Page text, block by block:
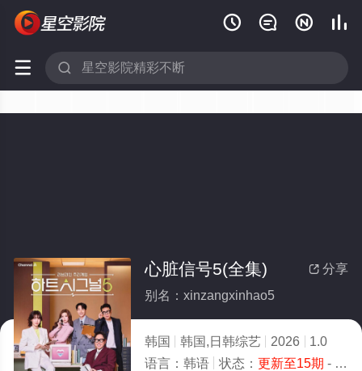
   
 
 分享
心脏信号5(全集)
别名：xinzangxinhao5
韩国 韩国,日韩综艺 2026
1.0
语言： 韩语 状态： 更新至15期 - 免费在线观看